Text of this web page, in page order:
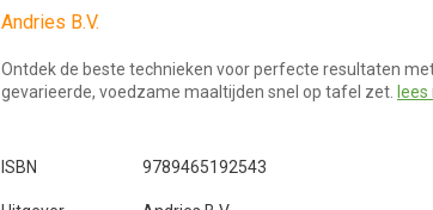
Andries B.V.
Ontdek de beste technieken voor perfecte resultaten
gevarieerde, voedzame maaltijden snel op tafel zet. lees
ISBN 9789465192543